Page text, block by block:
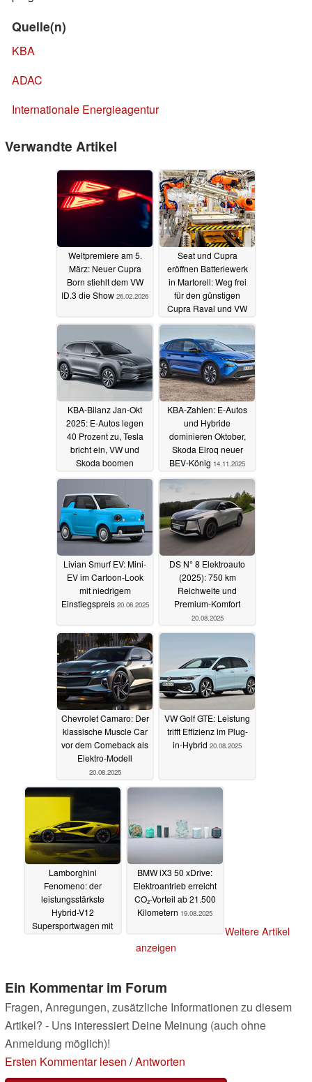
Quelle(n)
KBA
ADAC
Internationale Energieagentur
Verwandte Artikel
Weltpremiere am 5.
März: Neuer Cupra
Born stiehlt dem VW
ID.3 die Show 26.02.2026
Seat und Cupra
eröffnen Batteriewerk
in Martorell: Weg frei
für den günstigen
Cupra Raval und VW
ID. Polo12.12.2025
KBA-Bilanz Jan-Okt
2025: E-Autos legen
40 Prozent zu, Tesla
bricht ein, VW und
Skoda boomen
19.11.2025
KBA-Zahlen: E-Autos
und Hybride
dominieren Oktober,
Skoda Elroq neuer
BEV-König 14.11.2025
Livian Smurf EV: Mini-
EV im Cartoon-Look
mit niedrigem
Einstiegspreis 20.08.2025
DS N° 8 Elektroauto
(2025): 750 km
Reichweite und
Premium-Komfort
20.08.2025
Chevrolet Camaro: Der
klassische Muscle Car
vor dem Comeback als
Elektro-Modell
20.08.2025
VW Golf GTE: Leistung
trifft Effizienz im Plug-
in-Hybrid 20.08.2025
Lamborghini
Fenomeno: der
leistungsstärkste
Hybrid-V12
Supersportwagen mit
BMW iX3 50 xDrive:
Elektroantrieb erreicht
CO₂-Vorteil ab 21.500
Kilometern 19.08.2025
Weitere Artikel
anzeigen
Ein Kommentar im Forum
Fragen, Anregungen, zusätzliche Informationen zu diesem
Artikel? - Uns interessiert Deine Meinung (auch ohne
Anmeldung möglich)!
Ersten Kommentar lesen /Antworten